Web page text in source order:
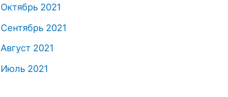
Октябрь 2021
Сентябрь 2021
Август 2021
Июль 2021